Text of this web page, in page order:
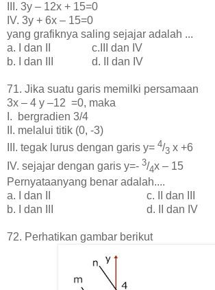
III. 3y – 12x + 15=0
IV. 3y + 6x – 15=0
yang grafiknya saling sejajar adalah ...
a. I dan II c.III dan IV
b. I dan III d. II dan IV
71. Jika suatu garis memilki persamaan
3x – 4 y –12 =0, maka
I. bergradien 3/4
II. melalui titik (0, -3)
III. tegak lurus dengan garis y= 4/3 x +6
IV. sejajar dengan garis y=- 3/4x – 15
Pernyataanyang benar adalah....
a. I dan II c. II dan III
b. I dan III d. II dan IV
72. Perhatikan gambar berikut